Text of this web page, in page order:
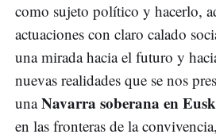
como sujeto político y hacerlo,
actuaciones con claro calado
una mirada hacia el futuro y
nuevas realidades que se nos
unaNavarra soberana en
en las fronteras de la